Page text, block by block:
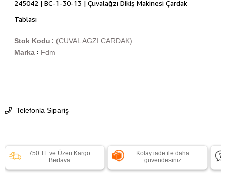
245042 | BC-1-30-13 | Çuvalağzı Dikiş Makinesi Çardak
Tablası
(CUVAL AGZI CARDAK)
Stok Kodu
Marka : Fdm
Telefonla Sipariş
750 TL ve Üzeri Kargo
Bedava
Kolay iade ile daha
güvendesiniz